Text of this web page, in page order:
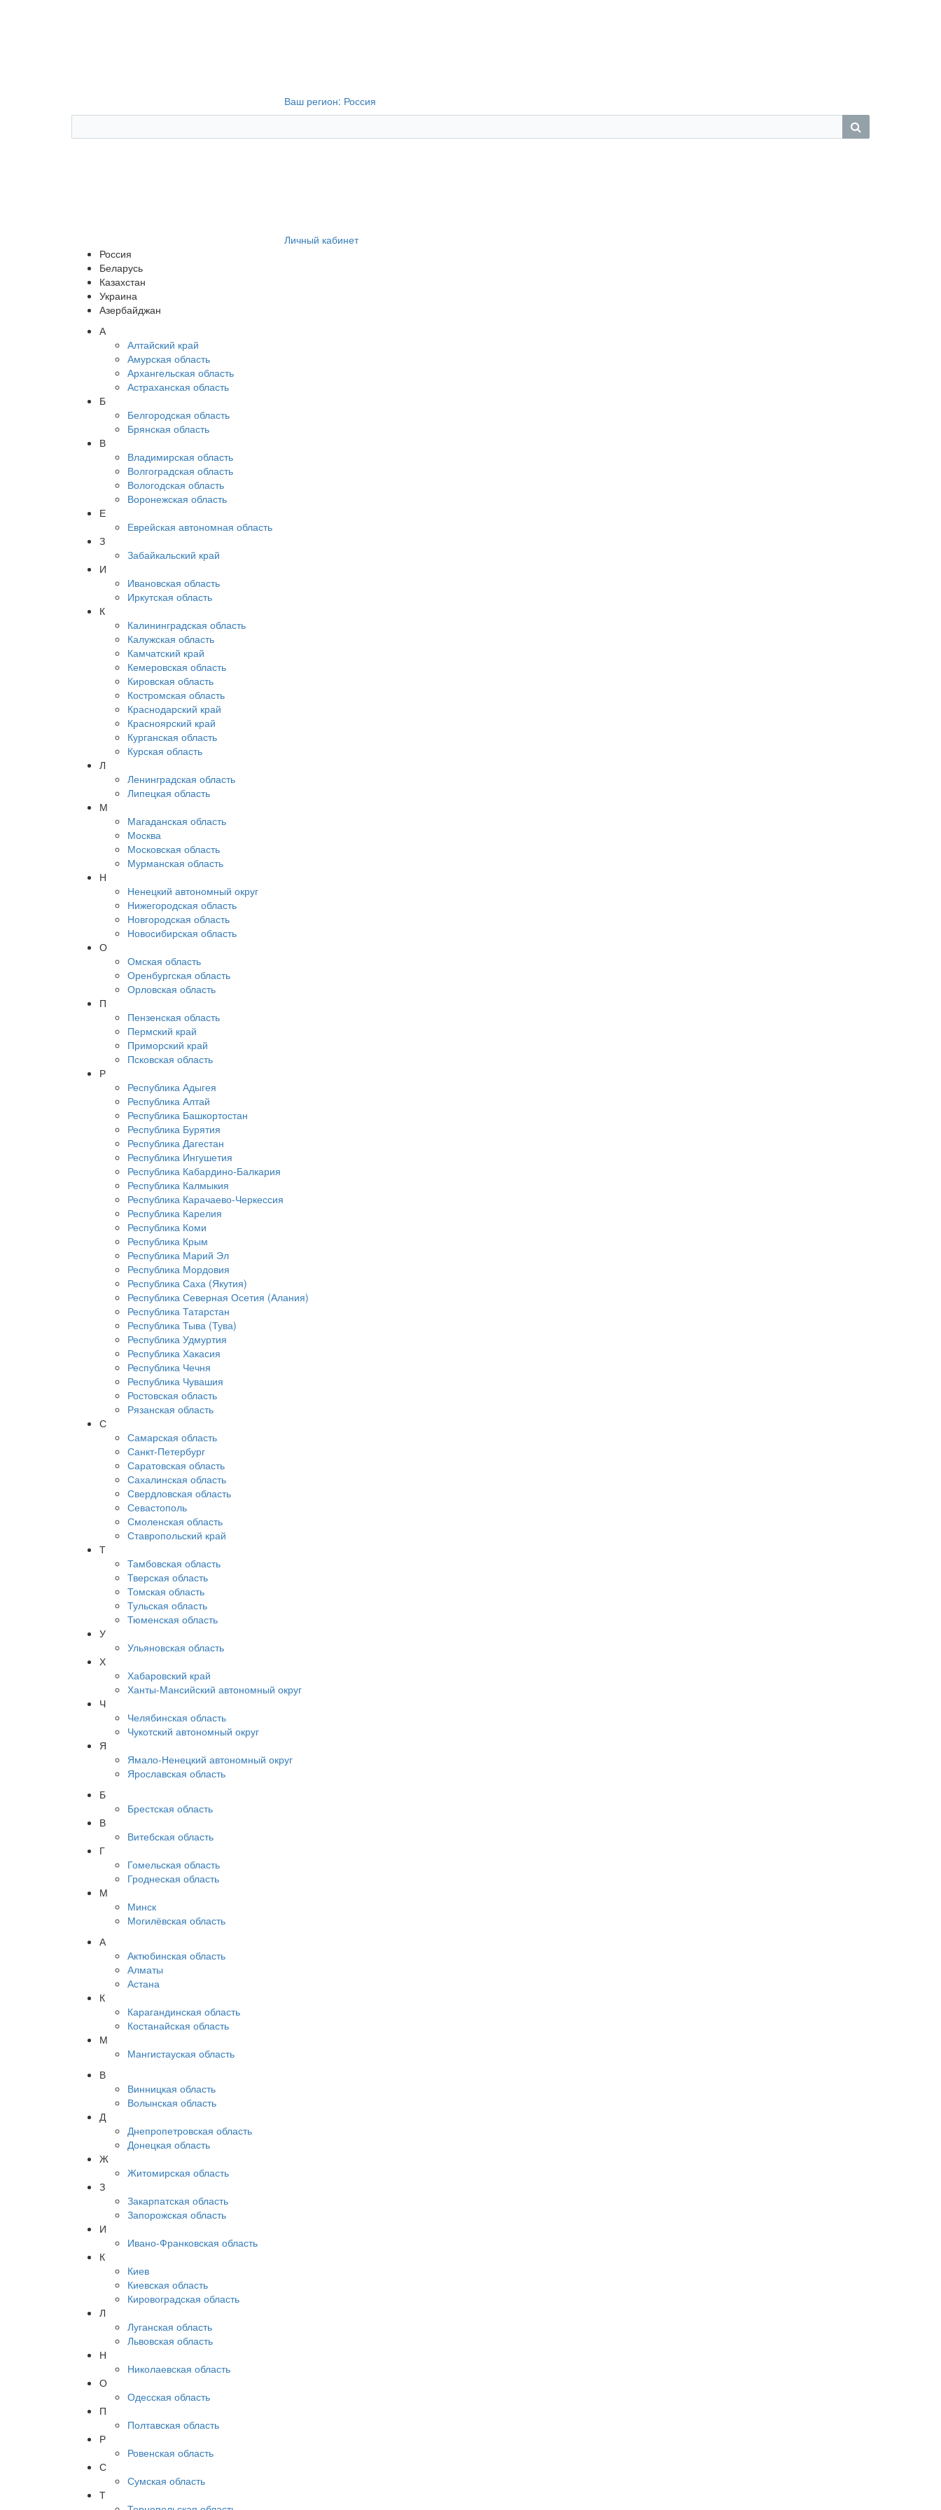
Ваш регион: Россия
Личный кабинет
Россия
Беларусь
Казахстан
Украина
Азербайджан
А
Алтайский край
Амурская область
Архангельская область
Астраханская область
Б
Белгородская область
Брянская область
В
Владимирская область
Волгоградская область
Вологодская область
Воронежская область
Е
Еврейская автономная область
З
Забайкальский край
И
Ивановская область
Иркутская область
К
Калининградская область
Калужская область
Камчатский край
Кемеровская область
Кировская область
Костромская область
Краснодарский край
Красноярский край
Курганская область
Курская область
Л
Ленинградская область
Липецкая область
М
Магаданская область
Москва
Московская область
Мурманская область
Н
Ненецкий автономный округ
Нижегородская область
Новгородская область
Новосибирская область
О
Омская область
Оренбургская область
Орловская область
П
Пензенская область
Пермский край
Приморский край
Псковская область
Р
Республика Адыгея
Республика Алтай
Республика Башкортостан
Республика Бурятия
Республика Дагестан
Республика Ингушетия
Республика Кабардино-Балкария
Республика Калмыкия
Республика Карачаево-Черкессия
Республика Карелия
Республика Коми
Республика Крым
Республика Марий Эл
Республика Мордовия
Республика Саха (Якутия)
Республика Северная Осетия (Алания)
Республика Татарстан
Республика Тыва (Тува)
Республика Удмуртия
Республика Хакасия
Республика Чечня
Республика Чувашия
Ростовская область
Рязанская область
С
Самарская область
Санкт-Петербург
Саратовская область
Сахалинская область
Свердловская область
Севастополь
Смоленская область
Ставропольский край
Т
Тамбовская область
Тверская область
Томская область
Тульская область
Тюменская область
У
Ульяновская область
Х
Хабаровский край
Ханты-Мансийский автономный округ
Ч
Челябинская область
Чукотский автономный округ
Я
Ямало-Ненецкий автономный округ
Ярославская область
Б
Брестская область
В
Витебская область
Г
Гомельская область
Гроднеская область
М
Минск
Могилёвская область
А
Актюбинская область
Алматы
Астана
К
Карагандинская область
Костанайская область
М
Мангистауская область
В
Винницкая область
Волынская область
Д
Днепропетровская область
Донецкая область
Ж
Житомирская область
З
Закарпатская область
Запорожская область
И
Ивано-Франковская область
К
Киев
Киевская область
Кировоградская область
Л
Луганская область
Львовская область
Н
Николаевская область
О
Одесская область
П
Полтавская область
Р
Ровенская область
С
Сумская область
Т